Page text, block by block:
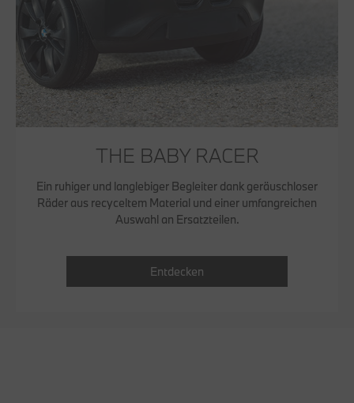
THE BABY RACER
Ein ruhiger und langlebiger Begleiter dank geräuschloser
Räder aus recyceltem Material und einer umfangreichen
Auswahl an Ersatzteilen.
Entdecken